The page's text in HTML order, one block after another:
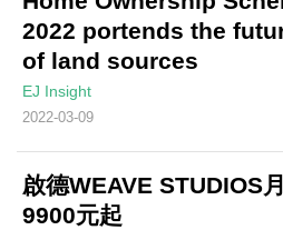
2022 portends the
of land sources
EJ Insight
2022-03-09
啟德WEAVE STUDIOS
9900元起